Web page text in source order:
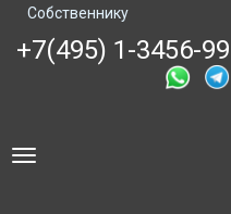
Собственнику
+7(495) 1-3456-99
Toggle